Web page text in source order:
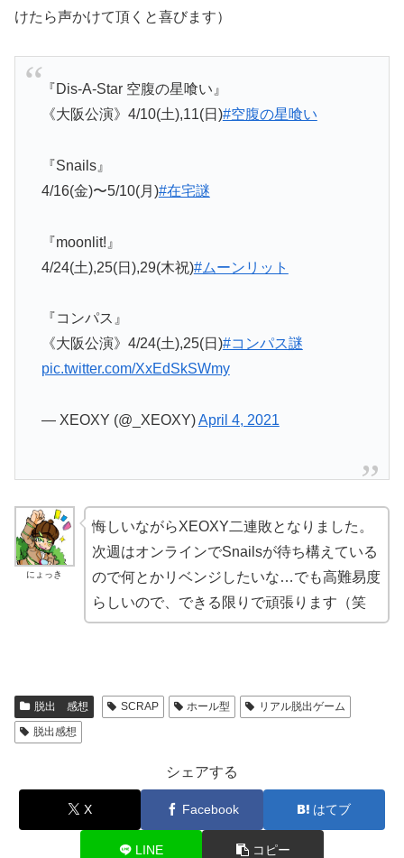
けたら声かけて頂くと喜びます）
『Dis-A-Star 空腹の星喰い』
《大阪公演》4/10(土),11(日)#空腹の星喰い
『Snails』
4/16(金)〜5/10(月)#在宅謎
『moonlit!』
4/24(土),25(日),29(木祝)#ムーンリット
『コンパス』
《大阪公演》4/24(土),25(日)#コンパス謎
pic.twitter.com/XxEdSkSWmy
— XEOXY (@_XEOXY)April 4, 2021
にょっき
悔しいながらXEOXY二連敗となりました。
次週はオンラインでSnailsが待ち構えている
ので何とかリベンジしたいな…でも高難易度
らしいので、できる限りで頑張ります（笑
脱出 感想 SCRAP ホール型
リアル脱出ゲーム
脱出感想
シェアする
X Facebook はてブ
LINE コピー